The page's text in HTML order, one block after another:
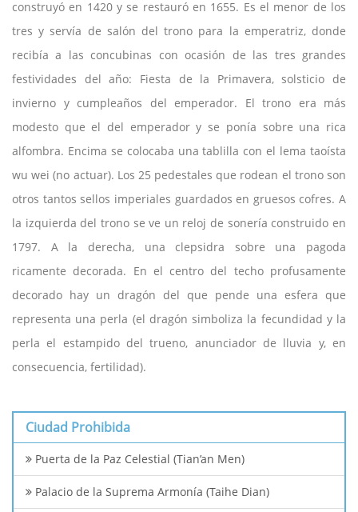
construyó en 1420 y se restauró en 1655. Es el menor de los
tres y servía de salón del trono para la emperatriz, donde
recibía a las concubinas con ocasión de las tres grandes
festividades del año: Fiesta de la Primavera, solsticio de
invierno y cumpleaños del emperador. El trono era más
modesto que el del emperador y se ponía sobre una rica
alfombra. Encima se colocaba una tablilla con el lema taoísta
wu wei (no actuar). Los 25 pedestales que rodean el trono son
otros tantos sellos imperiales guardados en gruesos cofres. A
la izquierda del trono se ve un reloj de sonería construido en
1797. A la derecha, una clepsidra sobre una pagoda
ricamente decorada. En el centro del techo profusamente
decorado hay un dragón del que pende una esfera que
representa una perla (el dragón simboliza la fecundidad y la
perla el estampido del trueno, anunciador de lluvia y, en
consecuencia, fertilidad).
Ciudad Prohibida
Puerta de la Paz Celestial (Tian’an Men)
Palacio de la Suprema Armonía (Taihe Dian)